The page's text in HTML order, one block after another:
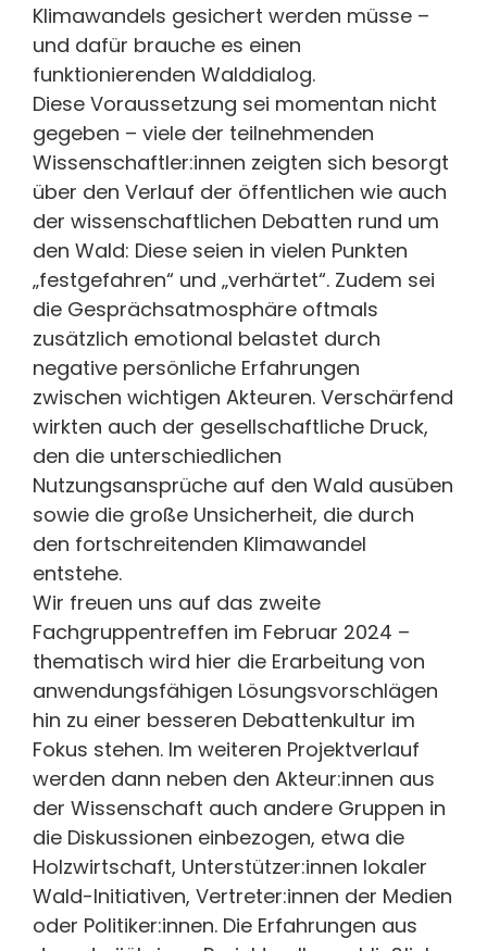
Klimawandels gesichert werden müsse –
und dafür brauche es einen
funktionierenden Walddialog.
Diese Voraussetzung sei momentan nicht
gegeben – viele der teilnehmenden
Wissenschaftler:innen zeigten sich besorgt
über den Verlauf der öffentlichen wie auch
der wissenschaftlichen Debatten rund um
den Wald: Diese seien in vielen Punkten
„festgefahren“ und „verhärtet“. Zudem sei
die Gesprächsatmosphäre oftmals
zusätzlich emotional belastet durch
negative persönliche Erfahrungen
zwischen wichtigen Akteuren. Verschärfend
wirkten auch der gesellschaftliche Druck,
den die unterschiedlichen
Nutzungsansprüche auf den Wald ausüben
sowie die große Unsicherheit, die durch
den fortschreitenden Klimawandel
entstehe.
Wir freuen uns auf das zweite
Fachgruppentreffen im Februar 2024 –
thematisch wird hier die Erarbeitung von
anwendungsfähigen Lösungsvorschlägen
hin zu einer besseren Debattenkultur im
Fokus stehen. Im weiteren Projektverlauf
werden dann neben den Akteur:innen aus
der Wissenschaft auch andere Gruppen in
die Diskussionen einbezogen, etwa die
Holzwirtschaft, Unterstützer:innen lokaler
Wald-Initiativen, Vertreter:innen der Medien
oder Politiker:innen. Die Erfahrungen aus